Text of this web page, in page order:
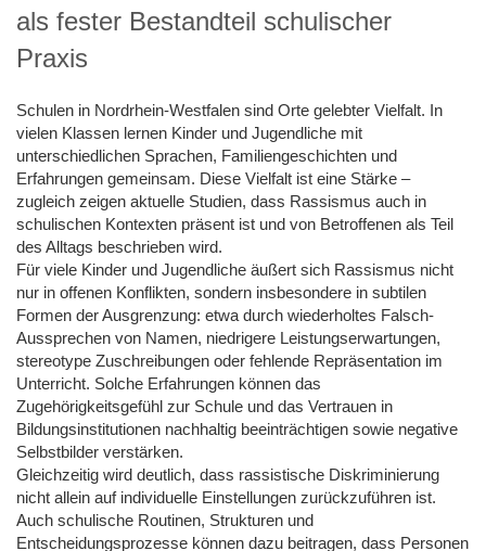
als fester Bestandteil schulischer
Praxis
Schulen in Nordrhein-Westfalen sind Orte gelebter Vielfalt. In
vielen Klassen lernen Kinder und Jugendliche mit
unterschiedlichen Sprachen, Familiengeschichten und
Erfahrungen gemeinsam. Diese Vielfalt ist eine Stärke –
zugleich zeigen aktuelle Studien, dass Rassismus auch in
schulischen Kontexten präsent ist und von Betroffenen als Teil
des Alltags beschrieben wird.
Für viele Kinder und Jugendliche äußert sich Rassismus nicht
nur in offenen Konflikten, sondern insbesondere in subtilen
Formen der Ausgrenzung: etwa durch wiederholtes Falsch-
Aussprechen von Namen, niedrigere Leistungserwartungen,
stereotype Zuschreibungen oder fehlende Repräsentation im
Unterricht. Solche Erfahrungen können das
Zugehörigkeitsgefühl zur Schule und das Vertrauen in
Bildungsinstitutionen nachhaltig beeinträchtigen sowie negative
Selbstbilder verstärken.
Gleichzeitig wird deutlich, dass rassistische Diskriminierung
nicht allein auf individuelle Einstellungen zurückzuführen ist.
Auch schulische Routinen, Strukturen und
Entscheidungsprozesse können dazu beitragen, dass Personen